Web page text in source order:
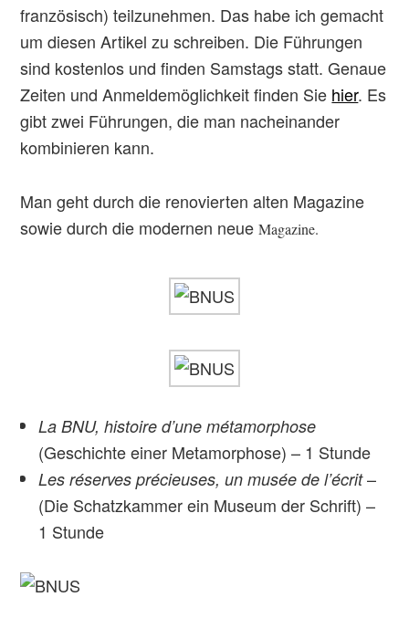
französisch) teilzunehmen. Das habe ich gemacht
um diesen Artikel zu schreiben. Die Führungen
sind kostenlos und finden Samstags statt. Genaue
Zeiten und Anmeldemöglichkeit finden Sie hier. Es
gibt zwei Führungen, die man nacheinander
kombinieren kann.
Man geht durch die renovierten alten Magazine
sowie durch die modernen neueMagazine.
La BNU, histoire d’une métamorphose
(Geschichte einer Metamorphose) – 1 Stunde
Les réserves précieuses, un musée de l’écrit–
(Die Schatzkammer ein Museum der Schrift) –
1 Stunde